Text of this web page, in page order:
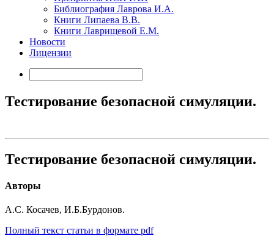
Библиография Лаврова И.А.
Книги Липаева В.В.
Книги Лаврищевой Е.М.
Новости
Лицензии
Тестирование безопасной симуляции.
Тестирование безопасной симуляции.
Авторы
А.С. Косачев, И.Б.Бурдонов.
Полный текст статьи в формате pdf